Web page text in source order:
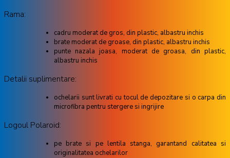
Rama:
cadru moderat de gros, din plastic, albastru inchis
brate moderat de groase, din plastic, albastru inchis
punte nazala joasa, moderat de groasa, din plastic,
albastru inchis
Detalii suplimentare:
ochelarii sunt livrati cu tocul de depozitare si o carpa din
microfibra pentru stergere si ingrijire
Logoul Polaroid:
pe brate si pe lentila stanga, garantand calitatea si
originalitatea ochelarilor